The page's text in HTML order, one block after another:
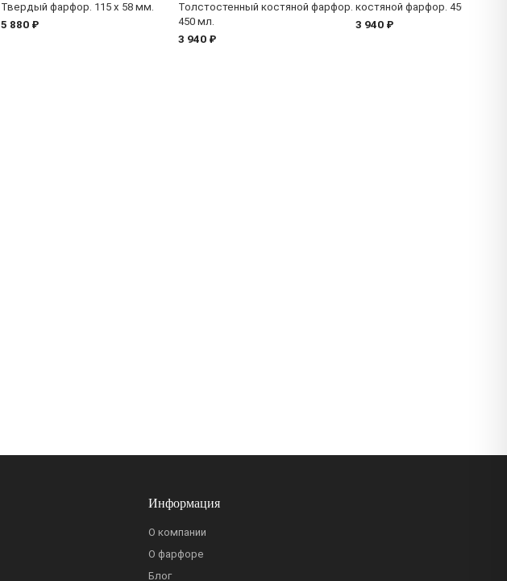
Твердый фарфор. 115 x 58 мм.
5 880 ₽
Толстостенный костяной фарфор.
450 мл.
3 940 ₽
костяной фарфор. 450 мл.
3 940 ₽
Информация
О компании
О фарфоре
Блог